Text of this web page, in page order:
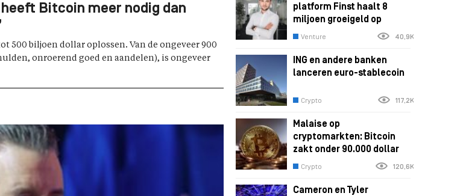
Bitcoin meer nodig dan
500 biljoen dollar oplossen. Van de ongeveer 900
onroerend goed en aandelen), is ongeveer
platform Finst haalt 8
miljoen groeigeld op
Venture 40,9K
ING en andere banken
lanceren euro-stablecoin
Crypto 117,2K
Malaise op
cryptomarkten: Bitcoin
zakt onder 90.000 dollar
Crypto 120,6K
Cameron en Tyler